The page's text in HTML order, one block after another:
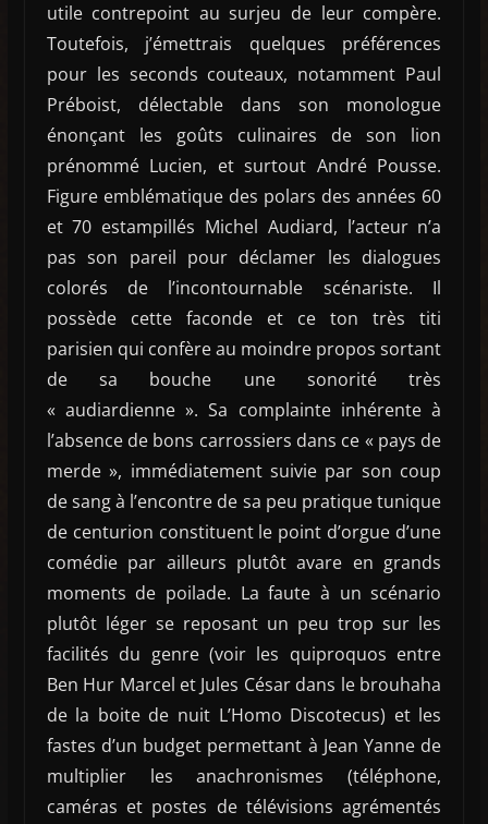
utile contrepoint au surjeu de leur compère.
Toutefois, j’émettrais quelques préférences
pour les seconds couteaux, notamment Paul
Préboist, délectable dans son monologue
énonçant les goûts culinaires de son lion
prénommé Lucien, et surtout André Pousse.
Figure emblématique des polars des années 60
et 70 estampillés Michel Audiard, l’acteur n’a
pas son pareil pour déclamer les dialogues
colorés de l’incontournable scénariste. Il
possède cette faconde et ce ton très titi
parisien qui confère au moindre propos sortant
de sa bouche une sonorité très
« audiardienne ». Sa complainte inhérente à
l’absence de bons carrossiers dans ce « pays de
merde », immédiatement suivie par son coup
de sang à l’encontre de sa peu pratique tunique
de centurion constituent le point d’orgue d’une
comédie par ailleurs plutôt avare en grands
moments de poilade. La faute à un scénario
plutôt léger se reposant un peu trop sur les
facilités du genre (voir les quiproquos entre
Ben Hur Marcel et Jules César dans le brouhaha
de la boite de nuit L’Homo Discotecus) et les
fastes d’un budget permettant à Jean Yanne de
multiplier les anachronismes (téléphone,
caméras et postes de télévisions agrémentés